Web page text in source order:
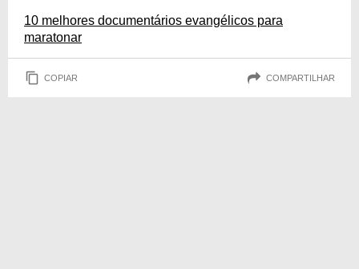
10 melhores documentários evangélicos para
maratonar
COPIAR COMPARTILHAR